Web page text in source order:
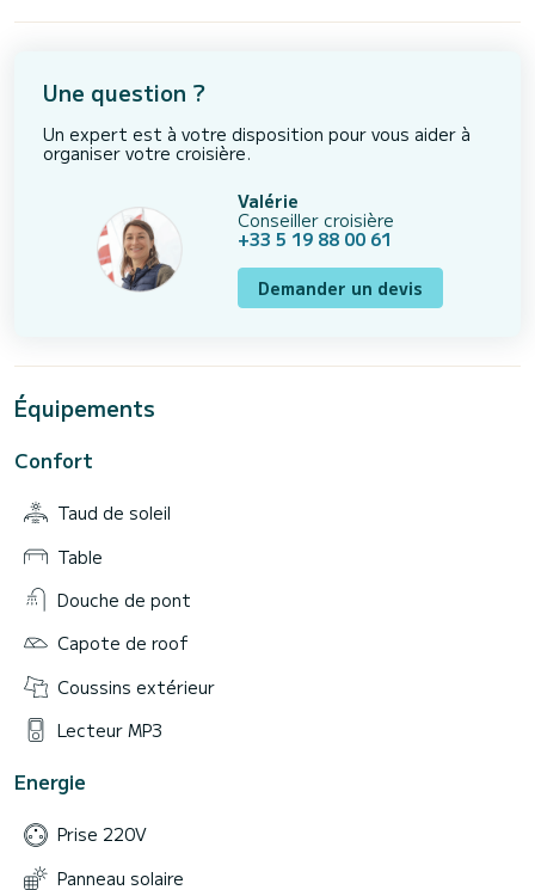
Une question ?
Un expert est à votre disposition pour vous aider à
organiser votre croisière.
Valérie
Conseiller croisière
+33 5 19 88 00 61
Demander un devis
Équipements
Confort
Taud de soleil
Table
Douche de pont
Capote de roof
Coussins extérieur
Lecteur MP3
Energie
Prise 220V
Panneau solaire